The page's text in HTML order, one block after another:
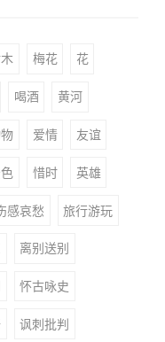
梅花 花
喝酒 黄河
爱情 友谊
惜时 英雄
感哀愁 旅行游玩
离别送别
怀古咏史
讽刺批判